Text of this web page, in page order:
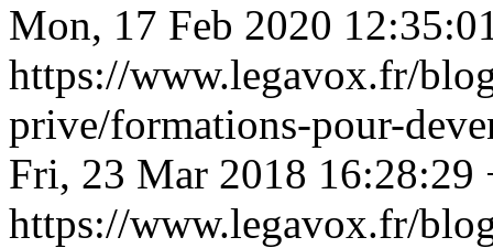
Mon, 17 Feb 2020
https://www.legavox.fr/
prive/formations-pour-
Fri, 23 Mar 2018 16:28:29
https://www.legavox.fr/